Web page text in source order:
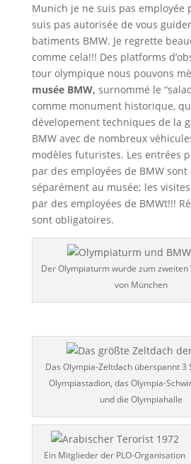
Munich je ne suis pas employée
suis pas autorisée de vous
batiments BMW. Je regrette
comme cela!!! Des platforms
tour olympique nous pouvons
musée BMW, surnommé le
comme monument historique,
dévelopement techniques de la
BMW avec de nombreux
modèles futuristes. Les entrées
par des employées de BMW sont
séparément au musée; les
par des employées de BMWt!!!
sont obligatoires.
Der Olympiaturm wurde zum zweiten
von München
Das Olympia-Zeltdach überspannt 3
Olympiastadion, das Olympia-
und die Olympiahalle
Ein Mitglieder der PLO-Organisation